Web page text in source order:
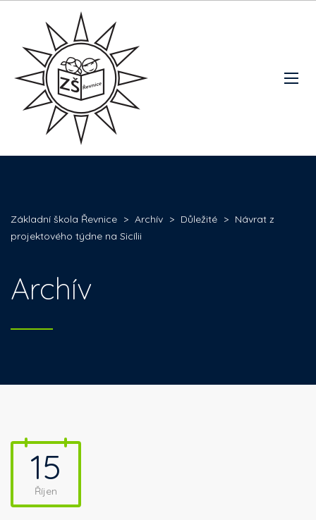
Základní škola Řevnice > Archív > Důležité > Návrat z
projektového týdne na Sicílii
Archív
15
Říjen